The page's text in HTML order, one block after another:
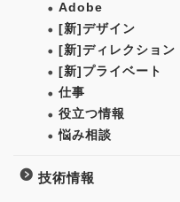
Adobe
[新]デザイン
[新]ディレクション
[新]プライベート
仕事
役立つ情報
悩み相談
技術情報